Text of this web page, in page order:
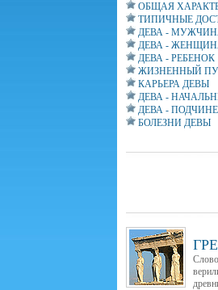
ОБЩАЯ
ТИПИЧНЫЕ
ДЕВА -
ДЕВА -
ДЕВА - РЕБЕНОК
ЖИЗНЕННЫЙ
КАРЬЕРА ДЕВЫ
ДЕВА -
ДЕВА -
БОЛЕЗНИ ДЕВЫ